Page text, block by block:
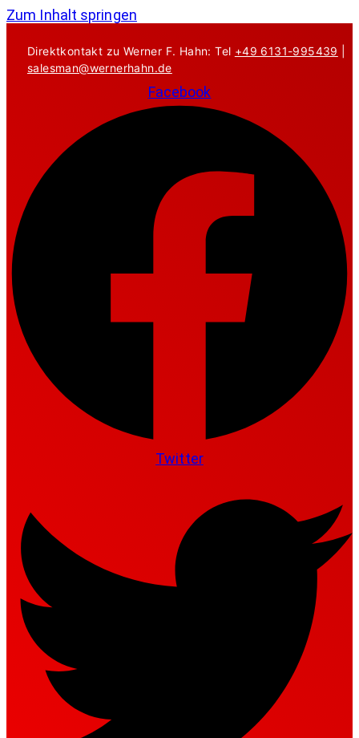
Zum Inhalt springen
Direktkontakt zu Werner F. Hahn: Tel +49 6131-995439
salesman@wernerhahn.de
Facebook
Twitter